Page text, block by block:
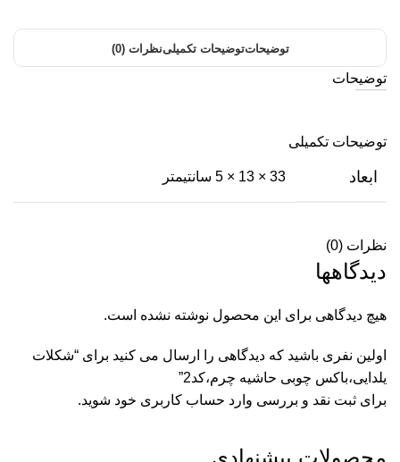
توضیحاتتوضیحات تکمیلینظرات (0)
توضیحات
توضیحات تکمیلی
ابعاد 33 × 13 × 5 سانتیمتر
نظرات (0)
دیدگاهها
هیچ دیدگاهی برای این محصول نوشته نشده است.
اولین نفری باشید که دیدگاهی را ارسال می کنید برای “شکلات
یلدایی،باکس چوبی حاشیه چرم،کد2”
برای ثبت نقد و بررسی وارد حساب کاربری خود شوید.
محصولات پیشنهادی